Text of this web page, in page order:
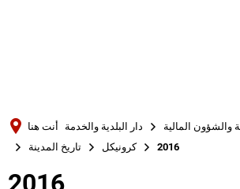
Română
أنت هنا دار البلدية والخدمة
والشؤون المالية
تاريخ المدينة
كرونيكل 2016